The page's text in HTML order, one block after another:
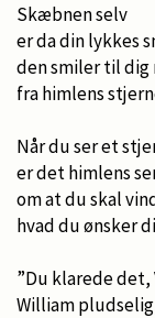
Skæbnen selv
er da din lykkes
den smiler til dig
fra himlens
Når du ser et
er det himlens
om at du skal
hvad du ønsker
”Du klarede det,
William